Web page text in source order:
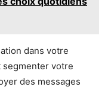
dans votre
votre
des messages